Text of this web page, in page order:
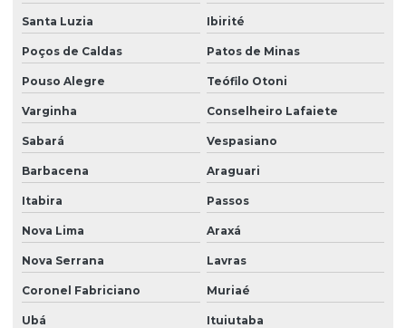
Santa Luzia Ibirité
Poços de Caldas Patos de Minas
Pouso Alegre Teófilo Otoni
Varginha Conselheiro Lafaiete
Sabará Vespasiano
Barbacena Araguari
Itabira Passos
Nova Lima Araxá
Nova Serrana Lavras
Coronel Fabriciano Muriaé
Ubá Ituiutaba